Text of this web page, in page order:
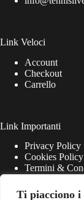
Ti piacciono i
Link Veloci
Account
Checkout
Carrello
Link Importanti
Privacy Policy
Cookies Policy
Termini &